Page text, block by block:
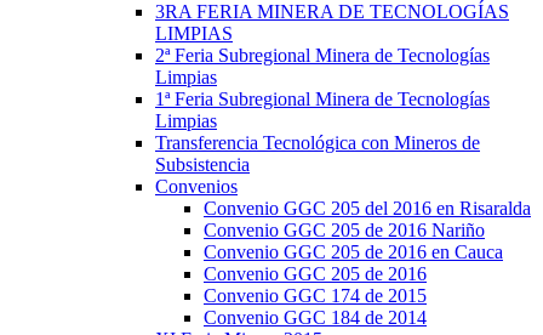
3RA FERIA MINERA DE TECNOLOGÍAS
LIMPIAS
2ª Feria Subregional Minera de Tecnologías
Limpias
1ª Feria Subregional Minera de Tecnologías
Limpias
Transferencia Tecnológica con Mineros de
Subsistencia
Convenios
Convenio GGC 205 del 2016 en Risaralda
Convenio GGC 205 de 2016 Nariño
Convenio GGC 205 de 2016 en Cauca
Convenio GGC 205 de 2016
Convenio GGC 174 de 2015
Convenio GGC 184 de 2014